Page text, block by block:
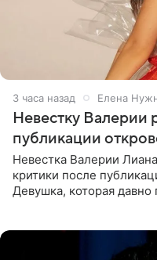
3 часа назад Елена
Невестку Валерии
публикации
Невестка Валерии
критики после
Девушка, которая